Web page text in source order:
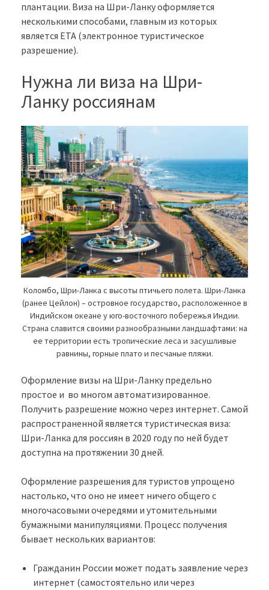
плантации. Виза на Шри-Ланку оформляется
несколькими способами, главным из которых
является ETA (электронное туристическое
разрешение).
Нужна ли виза на Шри-
Ланку россиянам
Коломбо, Шри-Ланка с высоты птичьего полета. Шри-Ланка
(ранее Цейлон) – островное государство, расположенное в
Индийском океане у юго-восточного побережья Индии.
Страна славится своими разнообразными ландшафтами: на
ее территории есть тропические леса и засушливые
равнины, горные плато и песчаные пляжи.
Оформление визы на Шри-Ланку предельно
простое и во многом автоматизированное.
Получить разрешение можно через интернет. Самой
распространенной является туристическая виза:
Шри-Ланка для россиян в 2020 году по ней будет
доступна на протяжении 30 дней.
Оформление разрешения для туристов упрощено
настолько, что оно не имеет ничего общего с
многочасовыми очередями и утомительными
бумажными манипуляциями. Процесс получения
бывает нескольких вариантов:
Гражданин России может подать заявление через
интернет (самостоятельно или через